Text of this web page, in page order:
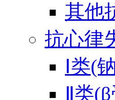
其他
抗心律
Ⅰ类(
Ⅱ类